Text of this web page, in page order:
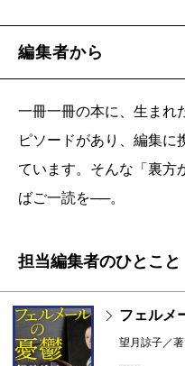
編集者から
一冊一冊の本に、生まれ
ピソードがあり、編集に
ています。そんな「裏方
ばご一読を──。
担当編集者のひとこと
フェルメ
望月諒子／著